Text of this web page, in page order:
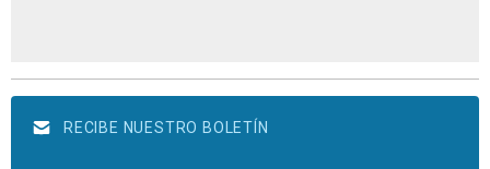
RECIBE NUESTRO BOLETÍN